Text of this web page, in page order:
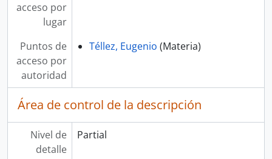
acceso por
lugar
Puntos de
acceso por
autoridad
Téllez, Eugenio (Materia)
Área de control de la descripción
Nivel de
detalle
Partial